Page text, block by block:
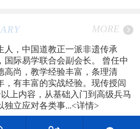
MORE
人，中国道教正一派非遗传承
国际易学联合会副会长。 曾任中
高尚，教学经验丰富，条理清
，有丰富的实战经验。现传授闾
上内容，从基础入门到高级兵马
独立应对各类事...<详情>